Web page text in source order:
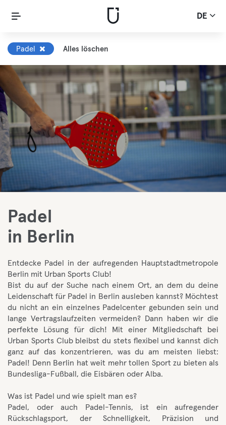
DE
Padel Alles löschen
Padel
in Berlin
Entdecke Padel in der aufregenden Hauptstadtmetropole
Berlin mit Urban Sports Club!
Bist du auf der Suche nach einem Ort, an dem du deine
Leidenschaft für Padel in Berlin ausleben kannst? Möchtest
du nicht an ein einzelnes Padelcenter gebunden sein und
lange Vertragslaufzeiten vermeiden? Dann haben wir die
perfekte Lösung für dich! Mit einer Mitgliedschaft bei
Urban Sports Club bleibst du stets flexibel und kannst dich
ganz auf das konzentrieren, was du am meisten liebst:
Padel! Denn Berlin hat weit mehr tollen Sport zu bieten als
Bundesliga-Fußball, die Eisbären oder Alba.
Was ist Padel und wie spielt man es?
Padel, oder auch Padel-Tennis, ist ein aufregender
Rückschlagsport, der Schnelligkeit, Präzision und